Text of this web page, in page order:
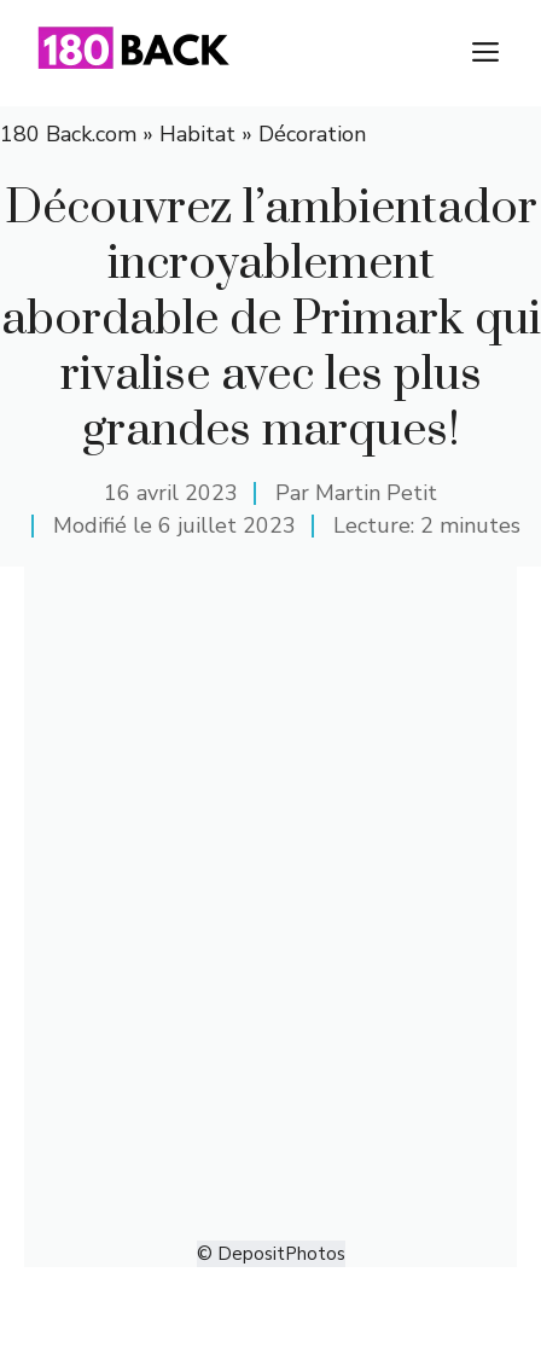
180 Back.com » Habitat » Décoration
Découvrez l’ambientador
incroyablement
abordable de Primark qui
rivalise avec les plus
grandes marques!
16 avril 2023 Par Martin Petit
Modifié le 6 juillet 2023 Lecture: 2 minutes
© DepositPhotos